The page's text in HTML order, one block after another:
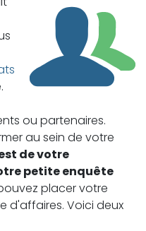
ou partenaires.
au sein de votre
de votre
petite enquête
placer votre
d'affaires. Voici deux